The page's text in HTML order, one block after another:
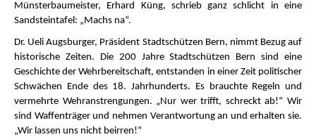
Münsterbaumeister, Erhard Küng, schrieb ganz schlicht in eine
Sandsteintafel: „Machs na“.
Dr. Ueli Augsburger, Präsident Stadtschützen Bern, nimmt Bezug auf
historische Zeiten. Die 200 Jahre Stadtschützen Bern sind eine
Geschichte der Wehrbereitschaft, entstanden in einer Zeit politischer
Schwächen Ende des 18. Jahrhunderts. Es brauchte Regeln und
vermehrte Wehranstrengungen. „Nur wer trifft, schreckt ab!“ Wir
sind Waffenträger und nehmen Verantwortung an und erhalten sie.
„Wir lassen uns nicht beirren!“